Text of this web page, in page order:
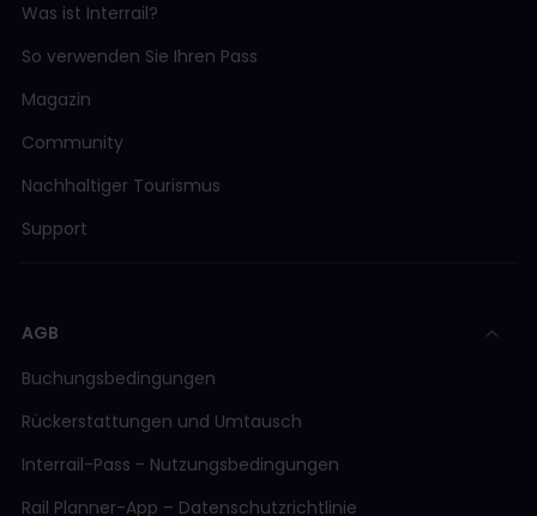
Was ist Interrail?
So verwenden Sie Ihren Pass
Magazin
Community
Nachhaltiger Tourismus
Support
AGB
Buchungsbedingungen
Rückerstattungen und Umtausch
Interrail-Pass - Nutzungsbedingungen
Rail Planner-App – Datenschutzrichtlinie